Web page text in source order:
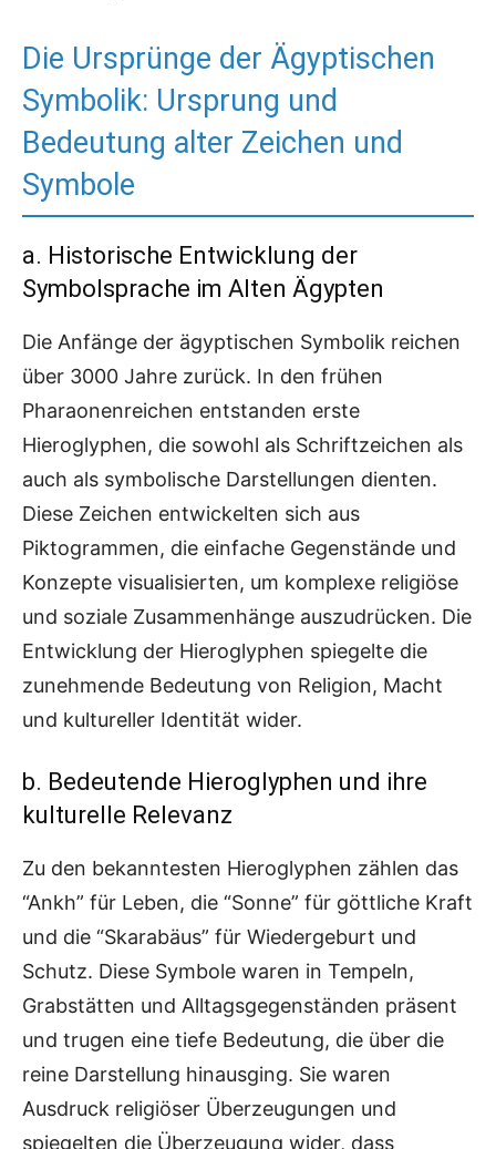
Die Ursprünge der Ägyptischen
Symbolik: Ursprung und
Bedeutung alter Zeichen und
Symbole
a. Historische Entwicklung der
Symbolsprache im Alten Ägypten
Die Anfänge der ägyptischen Symbolik reichen
über 3000 Jahre zurück. In den frühen
Pharaonenreichen entstanden erste
Hieroglyphen, die sowohl als Schriftzeichen als
auch als symbolische Darstellungen dienten.
Diese Zeichen entwickelten sich aus
Piktogrammen, die einfache Gegenstände und
Konzepte visualisierten, um komplexe religiöse
und soziale Zusammenhänge auszudrücken. Die
Entwicklung der Hieroglyphen spiegelte die
zunehmende Bedeutung von Religion, Macht
und kultureller Identität wider.
b. Bedeutende Hieroglyphen und ihre
kulturelle Relevanz
Zu den bekanntesten Hieroglyphen zählen das
“Ankh” für Leben, die “Sonne” für göttliche Kraft
und die “Skarabäus” für Wiedergeburt und
Schutz. Diese Symbole waren in Tempeln,
Grabstätten und Alltagsgegenständen präsent
und trugen eine tiefe Bedeutung, die über die
reine Darstellung hinausging. Sie waren
Ausdruck religiöser Überzeugungen und
spiegelten die Überzeugung wider, dass